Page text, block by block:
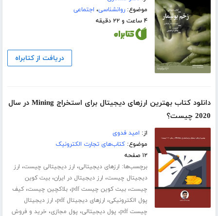
موضوع:روانشناسی، اجتماعی
۴ ساعت و ۲۲ دقیقه
دریافت از کتابراه
دانلود کتاب بهترین ارزهای دیجیتال برای استخراج Mining در سال
2020 چیست؟
از: امید فدوی
موضوع:کتاب‌های تجارت الکترونیک
۱۲ صفحه
برچسب‌ها: ارزهای دیجیتالی، ارز دیجیتالی چیست، ارز
دیجیتال چیست، ارز دیجیتال در ایران،بیت کوین
چیست،بیت کوین چیست pdf ،بلاکچین چیست،کیف
پول الکترونیکی، ارزهای دیجیتال pdf ، ارز دیجیتال
چیست pdf
، پول دیجیتالی، پول مجازی، خرید و فروش